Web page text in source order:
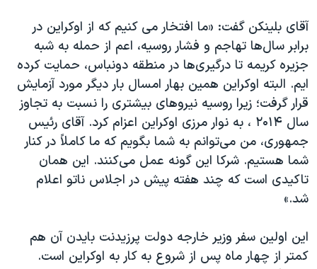
همایش محافظه‌کاران آمریکا «سی‌پک»
صفحه‌های ویژه
سفر پرزیدنت ترامپ به چین
آقای بلینکن گفت: «ما افتخار می کنیم که از اوکراین در
برابر سال‌ها تهاجم و فشار روسیه، اعم از حمله به شبه
جزیره کریمه تا درگیری‌ها در منطقه‌ دونباس، حمایت کرده
ایم. البته اوکراین همین بهار امسال بار دیگر مورد آزمایش
قرار گرفت؛ زیرا روسیه نیروهای بیشتری را نسبت به تجاوز
سال ۲۰۱۴ ، به نوار مرزی اوکراین اعزام کرد. آقای رئیس
جمهوری، من می‌توانم به شما بگویم که ما کاملاً در کنار
شما هستیم. شرکا این گونه عمل می‌کنند. این همان
تاکیدی است که چند هفته پیش در اجلاس ناتو اعلام
شد.»
این اولین سفر وزیر خارجه دولت پرزیدنت بایدن آن هم
کمتر از چهار ماه پس از شروع به کار به اوکراین است.